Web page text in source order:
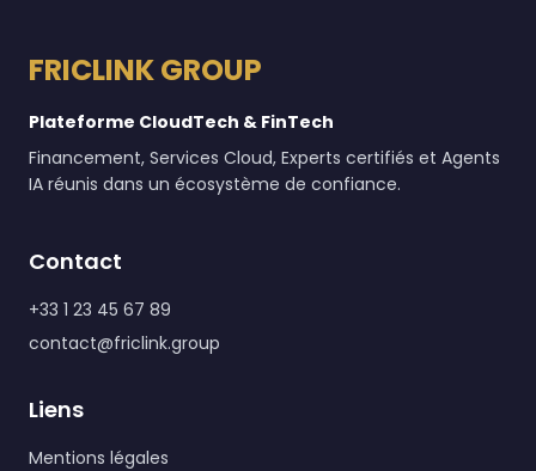
FRICLINK GROUP
Plateforme CloudTech & FinTech
Financement, Services Cloud, Experts certifiés et Agents
IA réunis dans un écosystème de confiance.
Contact
+33 1 23 45 67 89
contact@friclink.group
Liens
Mentions légales